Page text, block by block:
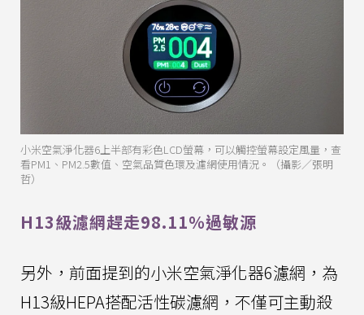
小米空氣淨化器6上半部有彩色LCD螢幕，可以觸控螢幕設定風量，查
看PM1、PM2.5數值、空氣品質色環及濾網使用情況。（攝影／張明
哲）
H13級濾網趕走98.11％過敏源
另外，前面提到的小米空氣淨化器6濾網，為
H13級HEPA搭配活性碳濾網，不僅可主動殺